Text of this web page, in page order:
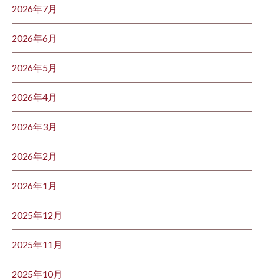
2026年7月
2026年6月
2026年5月
2026年4月
2026年3月
2026年2月
2026年1月
2025年12月
2025年11月
2025年10月